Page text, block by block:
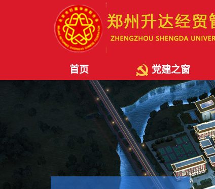
首页 党建之窗